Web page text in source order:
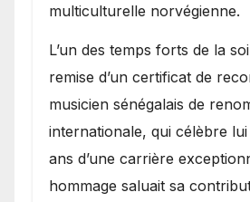
multiculturelle norvégienne.
​L’un des temps forts de la
remise d’un certificat de
musicien sénégalais de
internationale, qui célèbre
ans d’une carrière
hommage saluait sa